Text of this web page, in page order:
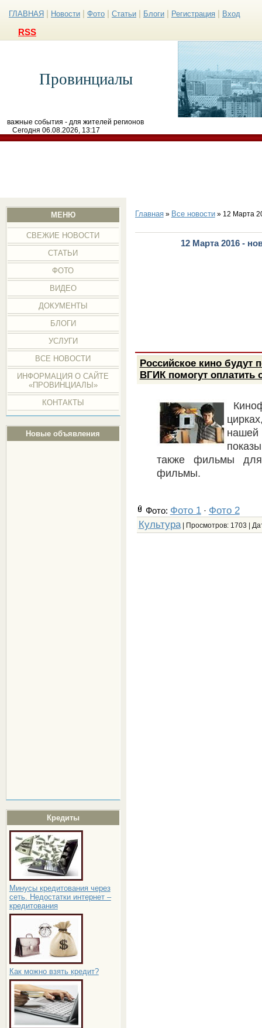
ГЛАВНАЯ Новости Фото Статьи Блоги Регистрация Вход
RSS
Провинциалы
важные события - для жителей регионов
Сегодня 06.08.2026, 13:17
МЕНЮ
СВЕЖИЕ НОВОСТИ
СТАТЬИ
ФОТО
ВИДЕО
ДОКУМЕНТЫ
БЛОГИ
УСЛУГИ
ВСЕ НОВОСТИ
ИНФОРМАЦИЯ О САЙТЕ
«ПРОВИНЦИАЛЫ»
КОНТАКТЫ
Новые объявления
Кредиты
Минусы кредитования через
сеть. Недостатки интернет –
кредитования
Как можно взять кредит?
Главная» Все новости» 12 Марта
12 Марта 2016 -
Российское кино будут
ВГИК помогут оплатить
нашей
также фильмы для
фильмы.
Фото: Фото 1· Фото 2
Культура| Просмотров: 1703 |